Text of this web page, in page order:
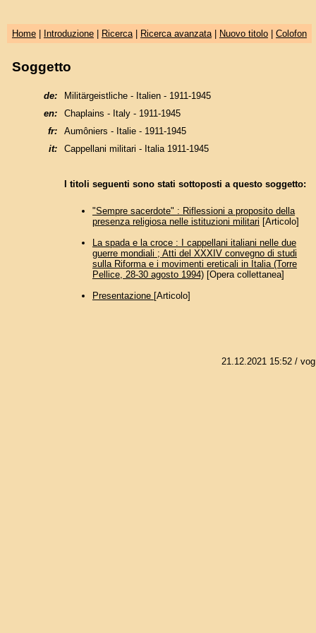
Home| Introduzione| Ricerca| Ricerca avanzata| Nuovo titolo| Colofon
Soggetto
de:
Militärgeistliche - Italien - 1911-1945
en:
Chaplains - Italy - 1911-1945
fr:
Aumôniers - Italie - 1911-1945
it:
Cappellani militari - Italia 1911-1945
I titoli seguenti sono stati sottoposti a questo soggetto:
"Sempre sacerdote" : Riflessioni a proposito della
presenza religiosa nelle istituzioni militari [Articolo]
La spada e la croce : I cappellani italiani nelle due
guerre mondiali ; Atti del XXXIV convegno di studi
sulla Riforma e i movimenti ereticali in Italia (Torre
Pellice, 28-30 agosto 1994)[Opera collettanea]
Presentazione [Articolo]
21.12.2021 15:52/ vog